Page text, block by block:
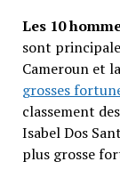
Les 10
sont
Cameroun et
grosses
classement
Isabel Dos
plus grosse